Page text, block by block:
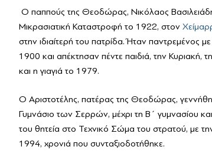
Μαζί
Ο παππούς της Θεοδώρας, Νικόλαος
Μικρασιατική Καταστροφή το 1922, στον
στην ιδιαίτερή του πατρίδα. Ήταν παντρεμένος
1900 και απέκτησαν πέντε παιδιά, την
και η γιαγιά το 1979.
Ο Αριστοτέλης, πατέρας της Θεοδώρας,
Γυμνάσιο των Σερρών, μέχρι τη Β΄ γυμνασίου
του θητεία στο Τεχνικό Σώμα του στρατού, με
1994, χρονιά που συνταξιοδοτήθηκε.